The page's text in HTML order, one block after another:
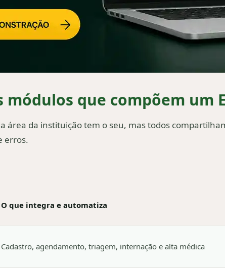
que compõem um
área da instituição tem o seu, mas todos
erros.
O que integra e automatiza
Cadastro, agendamento, triagem, internação e alta médica